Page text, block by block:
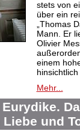
stets von
über ein
„Thomas
Mann. Er
Olivier
einem
hinsichtlich
Mehr...
und